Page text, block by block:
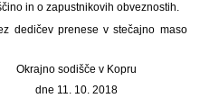
in o zapustnikovih obveznostih.
dedičev prenese v stečajno maso
Okrajno sodišče v Kopru
dne 11. 10. 2018